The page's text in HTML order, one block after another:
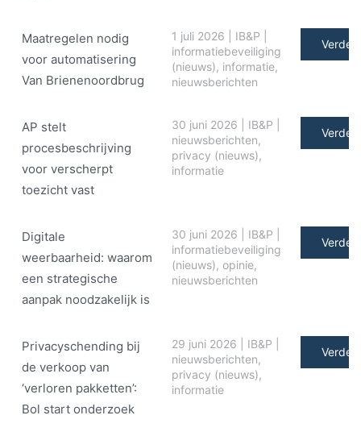
Maatregelen nodig
voor automatisering
Van Brienenoordbrug
1 juli 2026 IB&P
informatiebeveiliging
(nieuws), informatie,
nieuwsberichten
Verder
AP stelt
procesbeschrijving
voor verscherpt
toezicht vast
30 juni 2026 IB&P
nieuwsberichten,
privacy (nieuws),
informatie
Verder
Digitale
weerbaarheid: waarom
een strategische
aanpak noodzakelijk is
30 juni 2026 IB&P
informatiebeveiliging
(nieuws), opinie,
nieuwsberichten
Verder
Privacyschending bij
de verkoop van
‘verloren pakketten’:
Bol start onderzoek
29 juni 2026 IB&P
nieuwsberichten,
privacy (nieuws),
informatie
Verder